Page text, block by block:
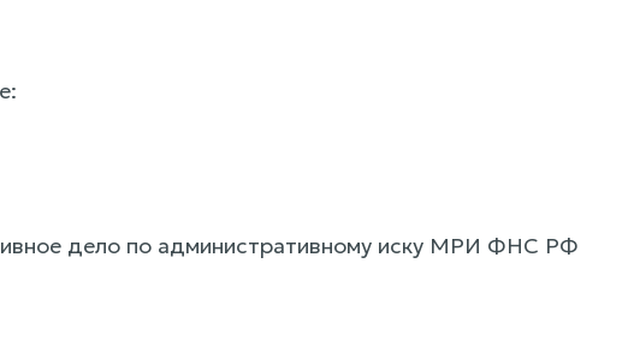
дело по административному иску МРИ ФНС РФ